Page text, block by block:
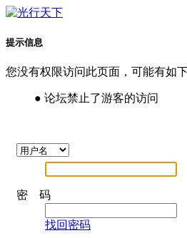
提示信息
您没有权限访问此页面，可能有如下
● 论坛禁止了游客的访问
密 码
找回密码